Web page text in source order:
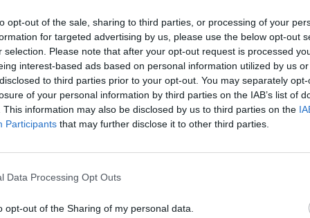
opt-out of the sale, sharing to third parties, or processing of your
for targeted advertising by us, please use the below opt-out
selection. Please note that after your opt-out request is processed
interest-based ads based on personal information utilized by us
to third parties prior to your opt-out. You may separately
of your personal information by third parties on the IAB’s list of
This information may also be disclosed by us to third parties on the
Participants that may further disclose it to other third parties.
Data Processing Opt Outs
opt-out of the Sharing of my personal data.
προκειμένου να πραγματοποιηθεί
εντολές και επιχείρησαν να διαφύγουν,
της καταδίωξης, το σκάφος
περιπολικό του Λιμενικού.
newsletter